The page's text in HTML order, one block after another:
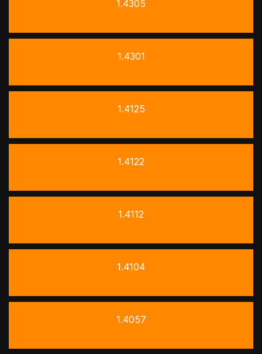
1.4305
1.4301
1.4125
1.4122
1.4112
1.4104
1.4057